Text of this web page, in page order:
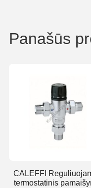
Panašūs
CALEFFI
termostatinis